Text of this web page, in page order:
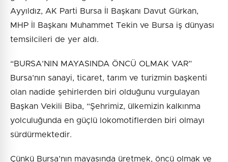
Ayyıldız, AK Parti Bursa İl Başkanı Davut Gürkan,
MHP İl Başkanı Muhammet Tekin ve Bursa iş dünyası
temsilcileri de yer aldı.
“BURSA’NIN MAYASINDA ÖNCÜ OLMAK VAR”
Bursa’nın sanayi, ticaret, tarım ve turizmin başkenti
olan nadide şehirlerden biri olduğunu vurgulayan
Başkan Vekili Biba, “Şehrimiz, ülkemizin kalkınma
yolculuğunda en güçlü lokomotiflerden biri olmayı
sürdürmektedir.
Çünkü Bursa’nın mayasında üretmek, öncü olmak ve